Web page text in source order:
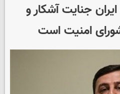
جنایت آشکار و
امنیت است